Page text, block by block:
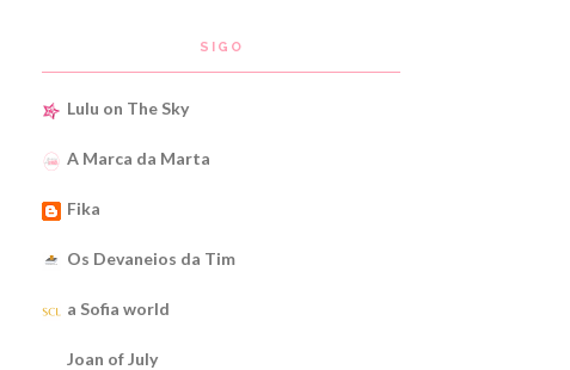
SIGO
Lulu on The Sky
A Marca da Marta
Fika
Os Devaneios da Tim
a Sofia world
Joan of July